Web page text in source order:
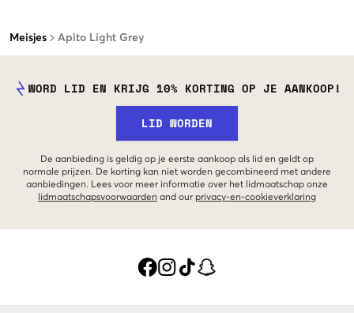
Meisjes Apito Light Grey
WORD LID EN KRIJG 10% KORTING OP JE AANKOOP!
LID WORDEN
De aanbieding is geldig op je eerste aankoop als lid en geldt op
normale prijzen. De korting kan niet worden gecombineerd met andere
aanbiedingen. Lees voor meer informatie over het lidmaatschap onze
lidmaatschapsvoorwaarden and our privacy-en-cookieverklaring